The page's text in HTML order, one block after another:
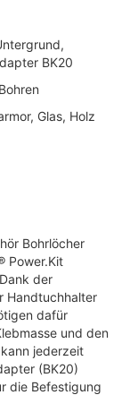
BK20
Glas, Holz
Bohrlöcher
Power.Kit
der
Handtuchhalter
dafür
und den
jederzeit
(BK20)
die Befestigung